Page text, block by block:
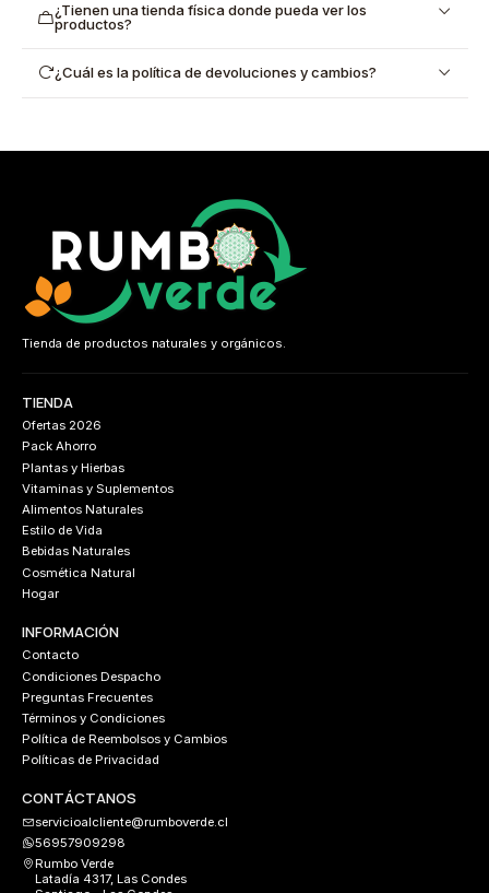
¿Tienen una tienda física donde pueda ver los
productos?
¿Cuál es la política de devoluciones y cambios?
Tienda de productos naturales y orgánicos.
TIENDA
Ofertas 2026
Pack Ahorro
Plantas y Hierbas
Vitaminas y Suplementos
Alimentos Naturales
Estilo de Vida
Bebidas Naturales
Cosmética Natural
Hogar
INFORMACIÓN
Contacto
Condiciones Despacho
Preguntas Frecuentes
Términos y Condiciones
Política de Reembolsos y Cambios
Políticas de Privacidad
CONTÁCTANOS
servicioalcliente@rumboverde.cl
56957909298
Rumbo Verde
Latadía 4317, Las Condes